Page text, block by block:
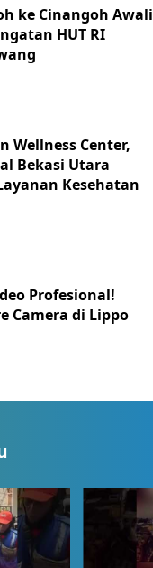
ke Cinangoh Awali
HUT RI
Wellness Center,
Bekasi Utara
Kesehatan
Profesional!
Camera di Lippo